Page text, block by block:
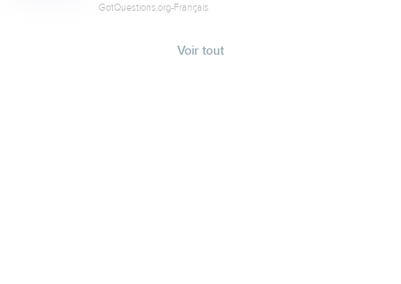
GotQuestions.org-Français
Voir tout